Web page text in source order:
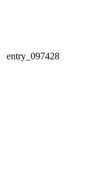
entry_097428